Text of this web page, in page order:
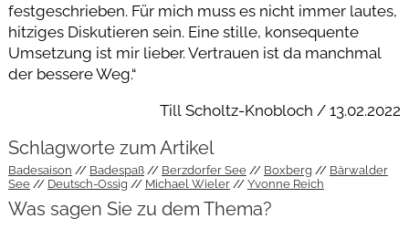
festgeschrieben. Für mich muss es nicht immer lautes,
hitziges Diskutieren sein. Eine stille, konsequente
Umsetzung ist mir lieber. Vertrauen ist da manchmal
der bessere Weg.“
Till Scholtz-Knobloch / 13.02.2022
Schlagworte zum Artikel
Badesaison Badespaß Berzdorfer See Boxberg
Bärwalder
See
Deutsch-Ossig Michael Wieler Yvonne Reich
Was sagen Sie zu dem Thema?